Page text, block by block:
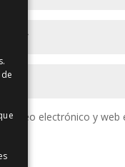
correo electrónico y